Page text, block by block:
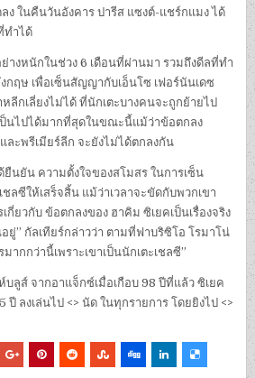
ง ในคืนวันอังคาร ปารีส แซงต์-แชร์กแมง ได้
ทําได้
างหนักในช่วง 6 เดือนที่ผ่านมา รวมถึงดีลที่ทํา
กฤษ เพื่อเซ็นสัญญากับเอ็นโซ เฟอร์นันเดซ
ลีกเลี่ยงไม่ได้ ที่นักเตะบางคนจะถูกย้ายไป
ป็นไปได้มากที่สุดในขณะนี้แม้ว่าข้อตกลง
ละพรีเมียร์ลีก จะยังไม่ได้ตกลงกัน
นยัน ความตั้งใจของสโมสร ในการเซ็น
ลซีให้เสร็จสิ้น แม้ว่าเวลาจะขัดกับพวกเขา
เกี่ยวกับ ข้อตกลงของ ฮาคิม ซิเยคเป็นเรื่องจริง
อยู่” กัลเทียร์กล่าวว่า ตามที่ฟาบริซิโอ โรมาโน่
ากกว่านี้เพราะเขาเป็นนักเตะเชลซี”
ลูส์ จากอาแจ็กซ์เมื่อเกือบ 98 ปีที่แล้ว ซิเยค
ลงเล่นไป <> นัด ในทุกรายการ โดยยิงไป <>